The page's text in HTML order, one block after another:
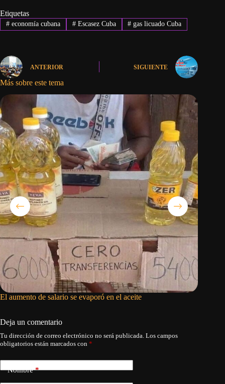
Etiquetas
#economía cubana #Escasez Cuba # gas licuado Cuba
ANTERIOR SIGUIENTE
Más sobre este tema
El aumento de salario se evaporó en el aceite
Deja un comentario
Tu dirección de correo electrónico no será publicada. Los campos
obligatorios están marcados con *
Nombre*